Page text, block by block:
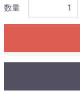
数量